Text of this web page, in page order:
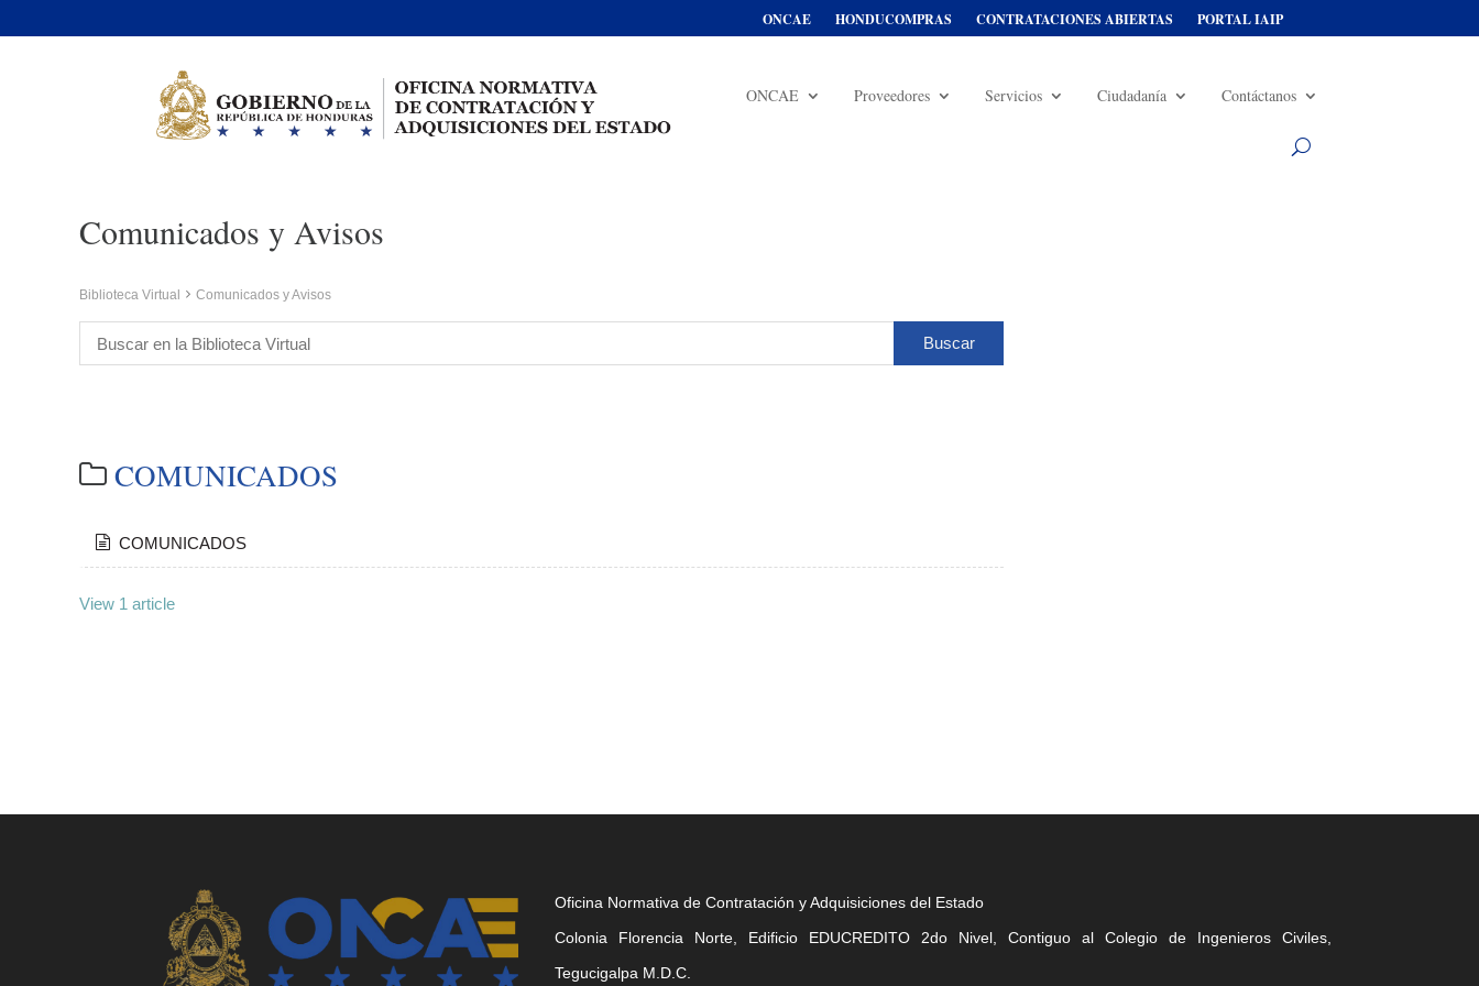
ONCAE HONDUCOMPRAS CONTRATACIONES ABIERTAS PORTAL IAIP
ONCAE Proveedores Servicios Ciudadanía Contáctanos
Comunicados y Avisos
Biblioteca Virtual Comunicados y Avisos
COMUNICADOS
COMUNICADOS
View 1 article
Oficina Normativa de Contratación y Adquisiciones del Estado
Colonia Florencia Norte, Edificio EDUCREDITO 2do Nivel, Contiguo al Colegio de Ingenieros Civiles,
Tegucigalpa M.D.C.